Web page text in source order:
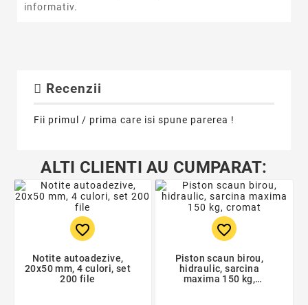
informativ.
Recenzii
Fii primul / prima care isi spune parerea !
ALTI CLIENTI AU CUMPARAT:
favorite_border
Notite autoadezive,
20x50 mm, 4 culori, set
200 file
favorite_border
Piston scaun birou,
hidraulic, sarcina
maxima 150 kg,